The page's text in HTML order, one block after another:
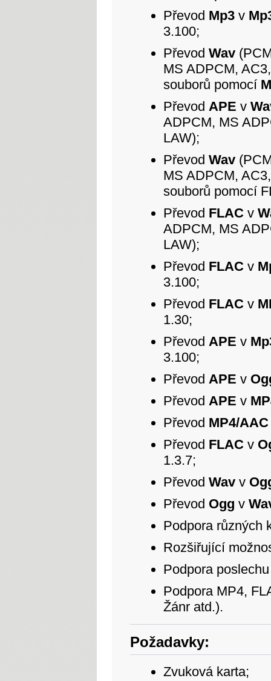
Převod Mp3 v
3.100;
Převod Wav
MS ADPCM,
souborů pomocí
Převod APE v
ADPCM, MS
LAW);
Převod Wav
MS ADPCM,
souborů pomocí
Převod FLAC v
ADPCM, MS
LAW);
Převod FLAC v
3.100;
Převod FLAC v
1.30;
Převod APE v
3.100;
Převod APE v
Převod APE v
Převod MP4/AAC
Převod FLAC v
1.3.7;
Převod Wav v
Převod Ogg v
Podpora různých
Rozšiřující
Podpora
Podpora MP4,
Žánr atd.).
Požadavky:
Zvuková karta;